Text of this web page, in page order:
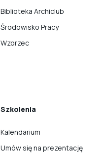
Biblioteka Archiclub
Środowisko Pracy
Wzorzec
Szkolenia
Kalendarium
Umów się na prezentację